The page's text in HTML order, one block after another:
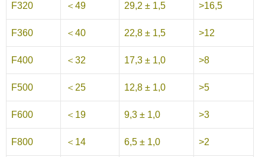
F320 ＜49 29,2 ± 1,5 >16,5
F360 ＜40 22,8 ± 1,5 >12
F400 ＜32 17,3 ± 1,0 >8
F500 ＜25 12,8 ± 1,0 >5
F600 ＜19 9,3 ± 1,0 >3
F800 ＜14 6,5 ± 1,0 >2